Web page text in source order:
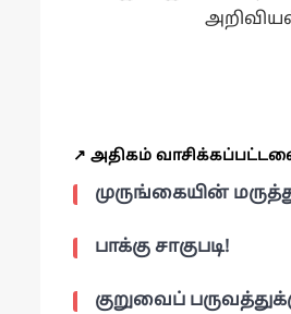
↗️ அதிகம்
முருங்கையின்
பாக்கு சாகுபடி!
குறுவைப்